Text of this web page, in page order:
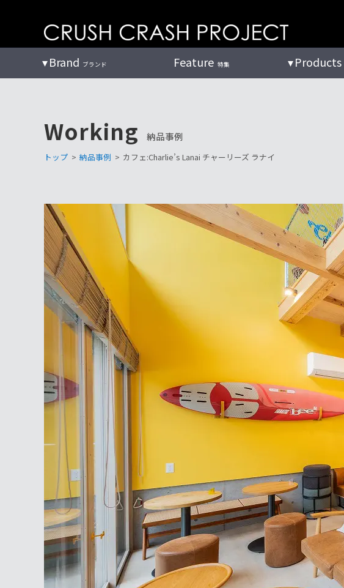
ツ
Brand ブランド Feature 特集 Products
Working 納品事例
トップ > 納品事例 > カフェ:Charlie’s Lanai チャーリーズ ラナイ